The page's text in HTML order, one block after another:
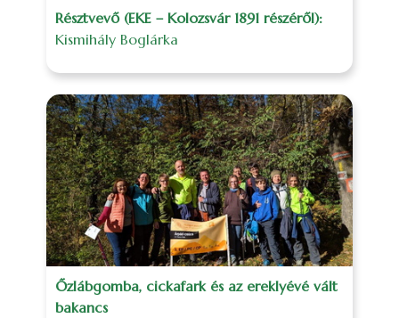
Résztvevő (EKE – Kolozsvár 1891 részéről):
Kismihály Boglárka
Őzlábgomba, cickafark és az ereklyévé vált
bakancs